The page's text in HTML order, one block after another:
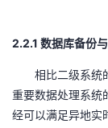
2.2.1 数据库备份
相比二级系统
重要数据处理系统
经可以满足异地实